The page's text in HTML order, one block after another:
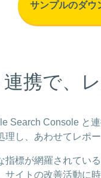
携で、
Search Console と
理し、あわせてレポ
指標が網羅されてい
サイトの改善活動に